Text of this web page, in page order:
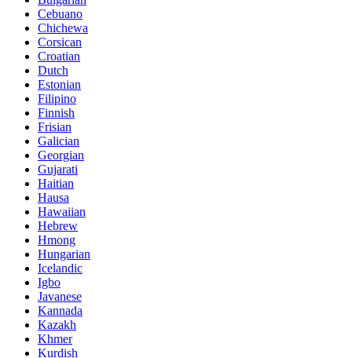
Cebuano
Chichewa
Corsican
Croatian
Dutch
Estonian
Filipino
Finnish
Frisian
Galician
Georgian
Gujarati
Haitian
Hausa
Hawaiian
Hebrew
Hmong
Hungarian
Icelandic
Igbo
Javanese
Kannada
Kazakh
Khmer
Kurdish